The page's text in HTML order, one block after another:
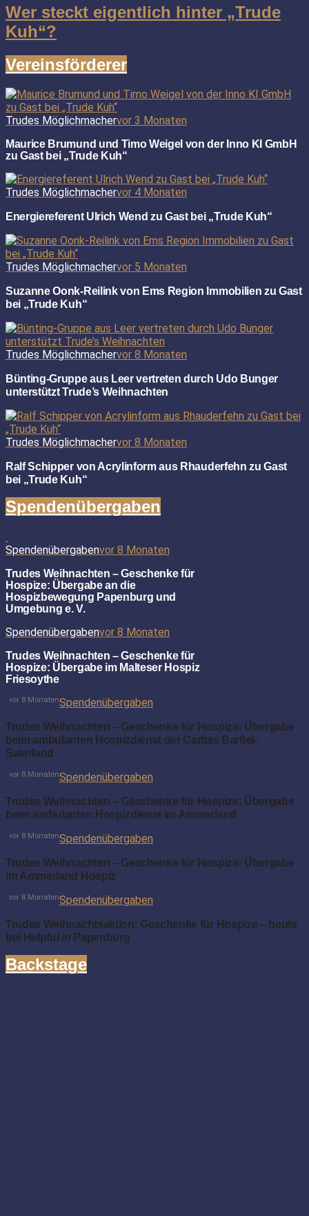
Wer steckt eigentlich hinter „Trude
Kuh“?
Vereinsförderer
Trudes Möglichmachervor 3 Monaten
Maurice Brumund und Timo Weigel von der Inno KI GmbH
zu Gast bei „Trude Kuh“
Trudes Möglichmachervor 4 Monaten
Energiereferent Ulrich Wend zu Gast bei „Trude Kuh“
Trudes Möglichmachervor 5 Monaten
Suzanne Oonk-Reilink von Ems Region Immobilien zu Gast
bei „Trude Kuh“
Trudes Möglichmachervor 8 Monaten
Bünting-Gruppe aus Leer vertreten durch Udo Bunger
unterstützt Trude’s Weihnachten
Trudes Möglichmachervor 8 Monaten
Ralf Schipper von Acrylinform aus Rhauderfehn zu Gast
bei „Trude Kuh“
Spendenübergaben
Spendenübergabenvor 8 Monaten
Trudes Weihnachten – Geschenke für
Hospize: Übergabe an die
Hospizbewegung Papenburg und
Umgebung e. V.
Spendenübergabenvor 8 Monaten
Trudes Weihnachten – Geschenke für
Hospize: Übergabe im Malteser Hospiz
Friesoythe
Spendenübergaben
vor 8 Monaten
Trudes Weihnachten – Geschenke für Hospize: Übergabe
beim ambulanten Hospizdienst der Caritas Barßel-
Saterland
Spendenübergaben
vor 8 Monaten
Trudes Weihnachten – Geschenke für Hospize: Übergabe
beim ambulanten Hospizdienst im Ammerland
Spendenübergaben
vor 8 Monaten
Trudes Weihnachten – Geschenke für Hospize: Übergabe
im Ammerland Hospiz
Spendenübergaben
vor 8 Monaten
Trudes Weihnachtsaktion: Geschenke für Hospize – heute
bei Helpful in Papenburg
Backstage